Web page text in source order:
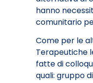
hanno
comunitario
Come per le
Terapeutiche
fatte di
quali: gruppo